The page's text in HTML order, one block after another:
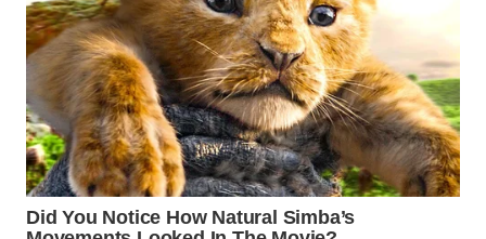
FORWAMKI
ALPERKLINAS
FORJASIDA
TAMBANG
NEWS